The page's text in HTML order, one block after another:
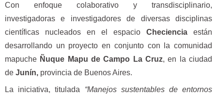
Con enfoque colaborativo y transdisciplinario,
investigadoras e investigadores de diversas disciplinas
científicas nucleados en el espacio Checiencia están
desarrollando un proyecto en conjunto con la comunidad
mapuche Ñuque Mapu de Campo La Cruz, en la ciudad
de Junín, provincia de Buenos Aires.
La iniciativa, titulada “Manejos sustentables de entornos